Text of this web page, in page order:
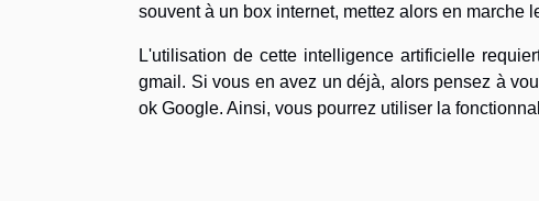
souvent à un box internet, mettez alors en marche
L'utilisation de cette intelligence artificielle
gmail. Si vous en avez un déjà, alors pensez à
ok Google. Ainsi, vous pourrez utiliser la